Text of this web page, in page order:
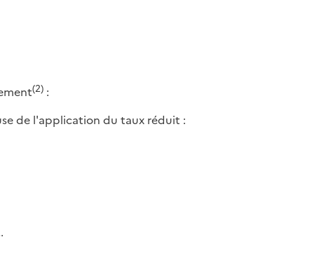
(2) :
de l'application du taux réduit :